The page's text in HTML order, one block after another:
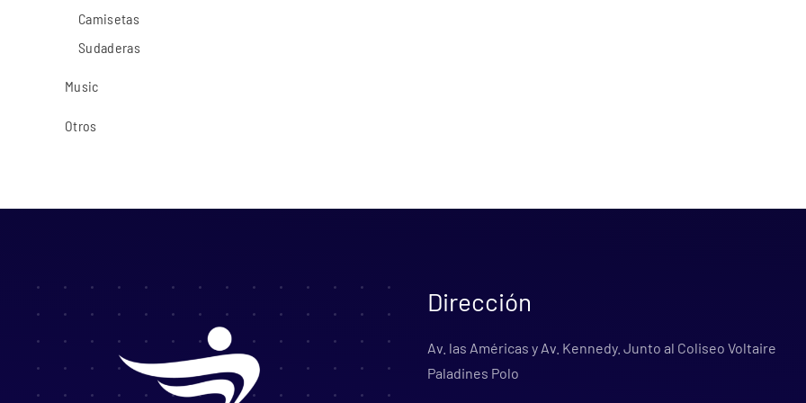
Camisetas
Sudaderas
Music
Otros
Dirección
Av. las Américas y Av. Kennedy. Junto al Coliseo Voltaire
Paladines Polo